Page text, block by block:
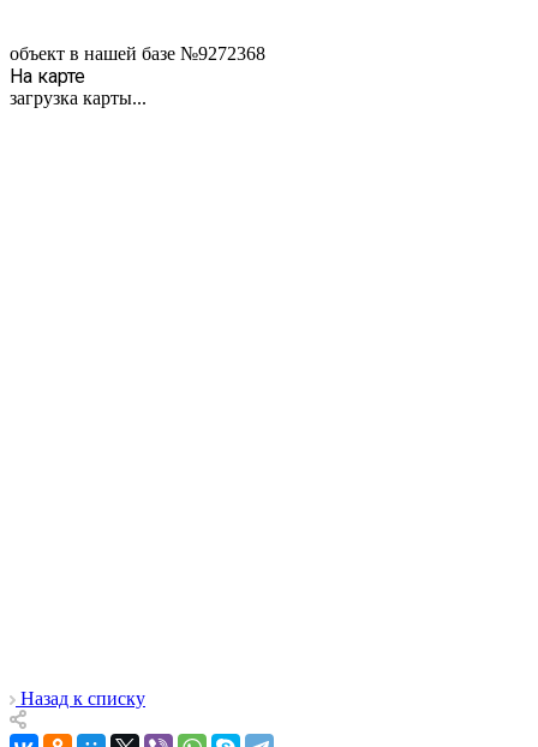
объект в нашей базе №9272368
На карте
загрузка карты...
Назад к списку